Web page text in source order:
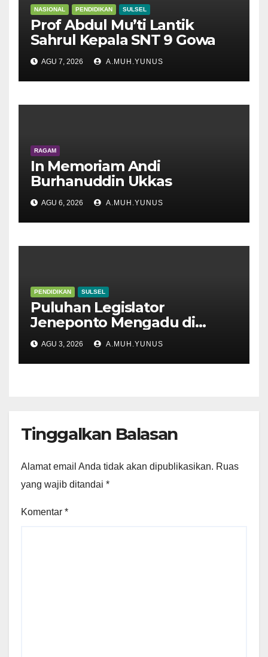
NASIONAL PENDIDIKAN SULSEL
Prof Abdul Mu’ti Lantik
Sahrul Kepala SNT 9 Gowa
AGU 7, 2026 A.MUH.YUNUS
RAGAM
In Memoriam Andi
Burhanuddin Ukkas
AGU 6, 2026 A.MUH.YUNUS
PENDIDIKAN SULSEL
Puluhan Legislator
Jeneponto Mengadu di
Disdik Sulsel
AGU 3, 2026 A.MUH.YUNUS
Tinggalkan Balasan
Alamat email Anda tidak akan dipublikasikan. Ruas
yang wajib ditandai *
Komentar *